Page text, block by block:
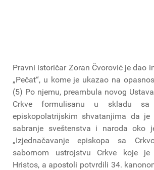
Pravni istoričar Zoran Čvorović je dao
„Pečat“, u kome je ukazao na
(5) Po njemu, preambula novog
Crkve formulisanu u skladu sa
episkopolatrijskim shvatanjima da je
sabranje sveštenstva i naroda oko
„Izjednačavanje episkopa sa
sabornom ustrojstvu Crkve koje
Hristos, a apostoli potvrdili 34.